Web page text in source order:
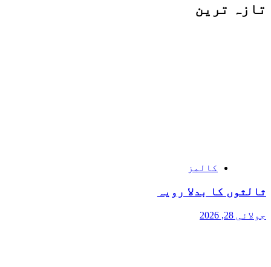
تازہ ترین
کالمز
ثالثوں کا بدلا رویہ
جولائی 28, 2026